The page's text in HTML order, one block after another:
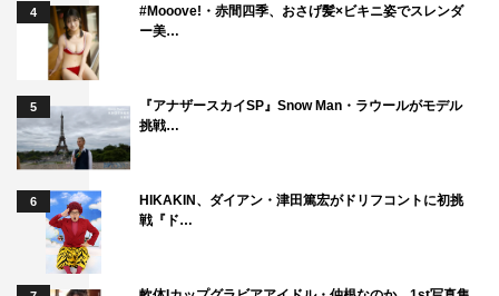
伊藤健太郎 桃井かおり 清原果耶
4
#Mooove!・赤間四季、おさげ髪×ビキニ姿でスレンダ
ー美…
5
『アナザースカイSP』Snow Man・ラウールがモデル
挑戦…
6
HIKAKIN、ダイアン・津田篤宏がドリフコントに初挑
戦『ド…